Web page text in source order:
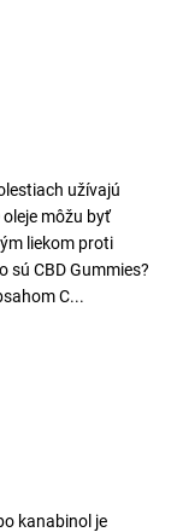
užívajú
môžu byť
liekom proti
sú CBD Gummies?
C...
kanabinol je